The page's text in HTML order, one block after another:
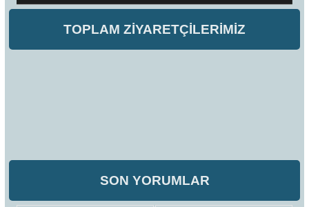
TOPLAM ZİYARETÇİLERİMİZ
SON YORUMLAR